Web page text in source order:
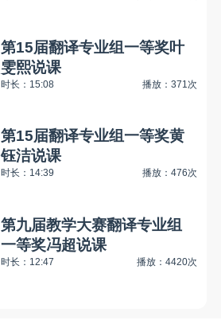
第15届翻译专业组一等奖叶
雯熙说课
时长：15:08 播放：371次
第15届翻译专业组一等奖黄
钰洁说课
时长：14:39 播放：476次
第九届教学大赛翻译专业组
一等奖冯超说课
时长：12:47 播放：4420次